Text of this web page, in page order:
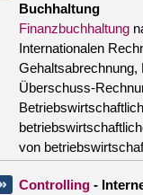
Buchhaltung
Finanzbuchhaltung
Internationalen
Gehaltsabrechnung,
Überschuss-
von
Controlling -